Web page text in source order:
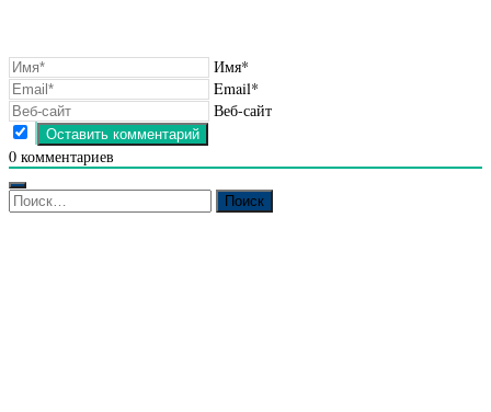
Имя*
Email*
Веб-сайт
0 комментариев
Найти: